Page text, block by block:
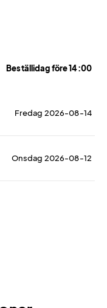
Beställidag före 14:00
Fredag 2026-08-14
Onsdag 2026-08-12